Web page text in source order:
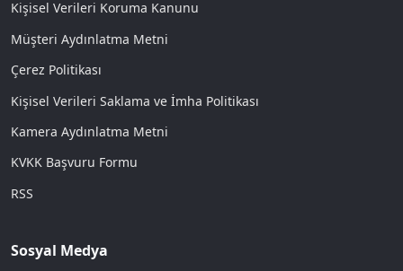
Kişisel Verileri Koruma Kanunu
Müşteri Aydınlatma Metni
Çerez Politikası
Kişisel Verileri Saklama ve İmha Politikası
Kamera Aydınlatma Metni
KVKK Başvuru Formu
RSS
Sosyal Medya